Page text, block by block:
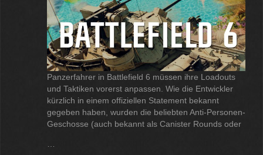
Panzerfahrer in Battlefield 6 müssen ihre Loadouts
und Taktiken vorerst anpassen. Wie die Entwickler
kürzlich in einem offiziellen Statement bekannt
gegeben haben, wurden die beliebten Anti-Personen-
Geschosse (auch bekannt als Canister Rounds oder